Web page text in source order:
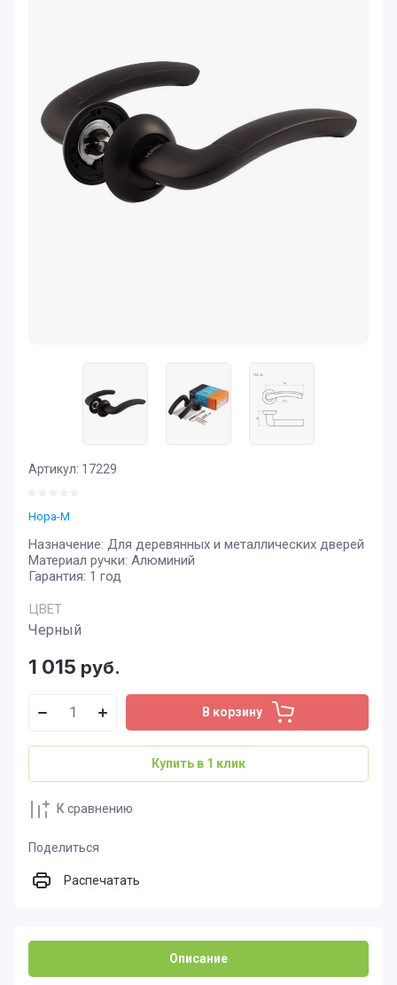
Артикул: 17229
Нора-М
Назначение: Для деревянных и металлических дверей
Материал ручки: Алюминий
Гарантия: 1 год
ЦВЕТ
Черный
1 015 руб.
В корзину
Купить в 1 клик
К сравнению
Поделиться
Распечатать
Описание